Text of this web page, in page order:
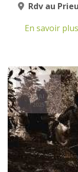
Rdv au
En savoir plus
3
MAI
2025